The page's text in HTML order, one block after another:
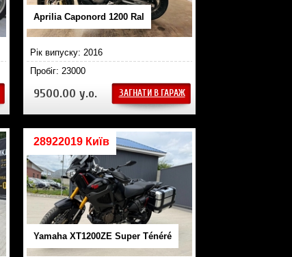
Aprilia Caponord 1200 Ral
Рік випуску: 2016
Пробіг: 23000
9500.00 у.о. ЗАГНАТИ В ГАРАЖ
28922019 Київ
Yamaha XT1200ZE Super Ténéré